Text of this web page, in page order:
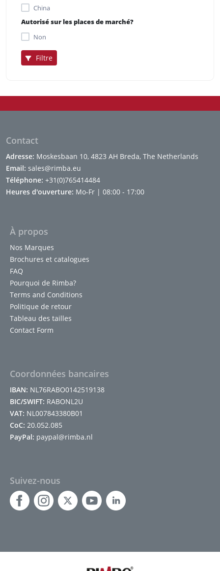
China
Autorisé sur les places de marché?
Non
Filtre
Contact
Adresse: Moskesbaan 10, 4823 AH Breda, The Netherlands
Email: sales@rimba.eu
Téléphone: +31(0)765414484
Heures d'ouverture: Mo-Fr | 08:00 - 17:00
À propos
Nos Marques
Brochures et catalogues
FAQ
Pourquoi de Rimba?
Terms and Conditions
Politique de retour
Tableau des tailles
Contact Form
Coordonnées bancaires
IBAN: NL76RABO0142519138
BIC/SWIFT: RABONL2U
VAT: NL007843380B01
CoC: 20.052.085
PayPal: paypal@rimba.nl
Suivez-nous